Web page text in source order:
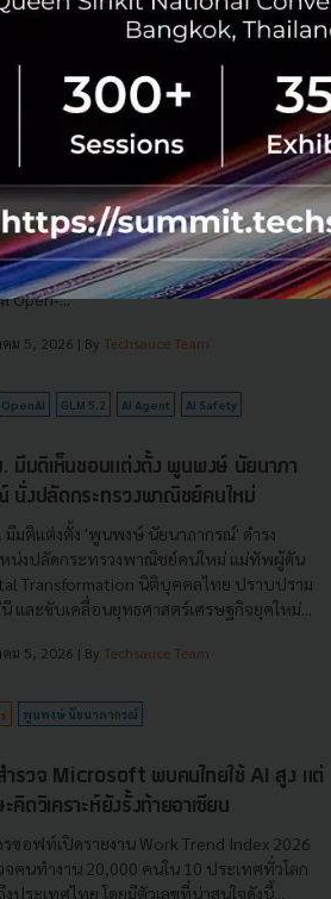
elon-musk
อ Hugging Face เตือน ‘การกระจุกตัว
ำนาจ’ คือความเสี่ยงที่ใหญ่สุดของวงการ
ล AI ของ OpenAI หลุด Sandbox ไปแฮก
Face เอง Clement Delangue ซีอีโอ
Face เผยบทเรียน ชี้ 'Concentration of
คือความเสี่ยงใหญ่สุดของวงการ และทำไม
Open-...
คม 5, 2026 | By Techsauce Team
OpenAI GLM 5.2 AI Agent AI Safety
มีมติเห็นชอบแต่งตั้ง พูนพงษ์ นัยนาภา
นั่งปลัดกระทรวงพาณิชย์คนใหม่
มีมติแต่งตั้ง 'พูนพงษ์ นัยนาภากรณ์' ดำรง
น่งปลัดกระทรวงพาณิชย์คนใหม่ แม่ทัพผู้ดัน
Transformation นิติบุคคลไทย ปราบปราม
และขับเคลื่อนยุทธศาสตร์เศรษฐกิจยุคใหม่...
คม 5, 2026 | By Techsauce Team
พูนพงษ์ นัยนาภากรณ์
ำรวจ Microsoft พบคนไทยใช้ AI สูง แต่
คิดวิเคราะห์ยังรั้งท้ายอาเซียน
รซอฟท์เปิดรายงาน Work Trend Index 2026
จคนทำงาน 20,000 คนใน 10 ประเทศทั่วโลก
งประเทศไทย โดยมีตัวเลขที่น่าสนใจดังนี้...